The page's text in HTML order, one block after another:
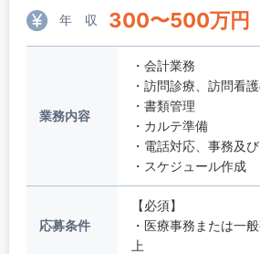
年 収 300〜500万円
業務内容
・会計業務
・訪問診療、訪問看
・書類管理
・カルテ準備
・電話対応、事務及
・スケジュール作成
応募条件
【必須】
・医療事務または一
上